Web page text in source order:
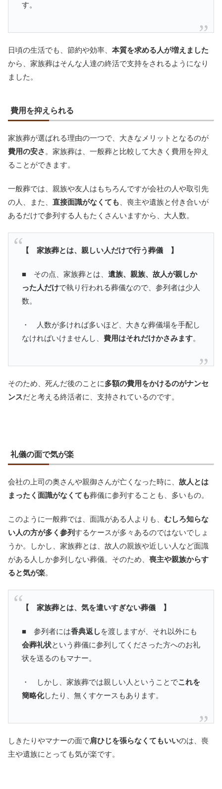
す。
日頃の生活でも、節約や効率、 本質を求める人が増えました
から、家族葬はそんな人達の終活で支持をされるようになり
ました。
費用を抑えられる
家族葬が選ばれる理由の一つで、大きなメリットとなるのが
費用の安さ 。家族葬は、一般葬と比較して大きく費用を抑え
ることができます。
一般葬では、親族や友人はもちろんですが会社の人や取引先
の人、また、 直接面識がなくても 、喪主や遺族と付き合いが
あるだけで参列する人もたくさんいますから、大人数。
【 家族葬とは、親しい人だけで行う葬儀 】
■ その点、家族葬とは、 遺族、親族、故人が親しか
った人だけで執り行われる葬儀なので、参列者は少人
数。
・ 人数が多ければ多いほど、大きな葬儀場を手配し
なければいけませんし、 費用はそれだけかさみます。
そのため、死んだ後のことに多額の費用をかけるのがナンセ
ンスだと考える終活者に、支持されているのです。
礼儀の面で気が楽
会社の上司の奥さんや親御さんが亡くなった時に、 故人とは
まったく面識がなくても葬儀に参列することも、多いもの。
このように一般葬では、面識がある人よりも、 むしろ知らな
い人の方が多く参列するケースが多々あるのではないでしょ
うか。しかし、家族葬とは、故人の親族や近しい人など面識
がある人しか参列しない葬儀。そのため、 喪主や親族からす
ると気が楽。
【 家族葬とは、気を遣いすぎない葬儀 】
■ 参列者には香典返しを渡しますが、それ以外にも
会葬礼状という葬儀に参列してくださった方へのお礼
状を送るのもマナー。
・ しかし、家族葬では親しい人ということでこれを
簡略化したり、無くすケースもあります。
しきたりやマナーの面で肩ひじを張らなくてもいいのは、喪
主や遺族にとっても気が楽です。